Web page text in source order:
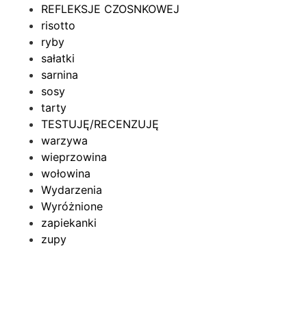
REFLEKSJE CZOSNKOWEJ
risotto
ryby
sałatki
sarnina
sosy
tarty
TESTUJĘ/RECENZUJĘ
warzywa
wieprzowina
wołowina
Wydarzenia
Wyróżnione
zapiekanki
zupy